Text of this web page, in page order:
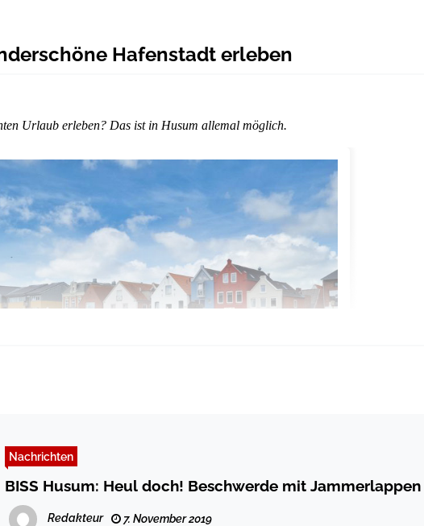
Hafenstadt erleben
Urlaub erleben? Das ist in Husum allemal möglich.
Nachrichten
BISS Husum: Heul doch! Beschwerde mit Jammerlappen
Redakteur 7. November 2019